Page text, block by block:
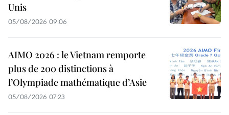
Unis
05/08/2026 09:06
AIMO 2026 : le Vietnam remporte
plus de 200 distinctions à
l’Olympiade mathématique d’Asie
05/08/2026 07:23